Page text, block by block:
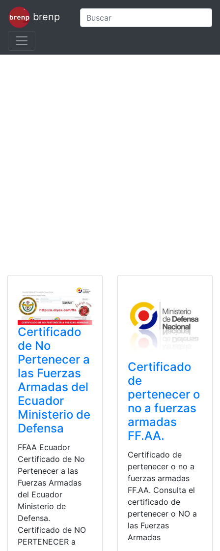
brenp
Certificado
de No
Pertenecer a
las Fuerzas
Armadas del
Ecuador
Ministerio de
Defensa
FFAA Ecuador
Certificado de No
Pertenecer a las
Fuerzas Armadas
del Ecuador
Ministerio de
Defensa.
Certificado de NO
PERTENECER a
Certificado
de
pertenecer o
no a fuerzas
armadas
FF.AA.
Certificado de
pertenecer o no a
fuerzas armadas
FF.AA. Consulta el
certificado de
pertenecer o NO a
las Fuerzas
Armadas